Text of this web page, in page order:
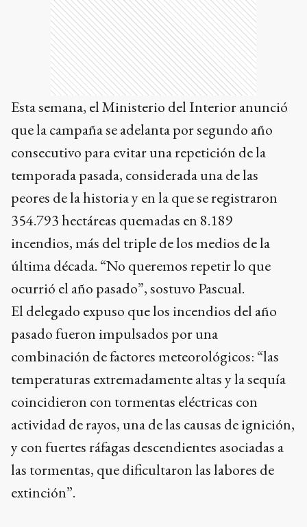
Esta semana, el Ministerio del Interior anunció
que la campaña se adelanta por segundo año
consecutivo para evitar una repetición de la
temporada pasada, considerada una de las
peores de la historia y en la que se registraron
354.793 hectáreas quemadas en 8.189
incendios, más del triple de los medios de la
última década. “No queremos repetir lo que
ocurrió el año pasado”, sostuvo Pascual.
El delegado expuso que los incendios del año
pasado fueron impulsados ​​por una
combinación de factores meteorológicos: “las
temperaturas extremadamente altas y la sequía
coincidieron con tormentas eléctricas con
actividad de rayos, una de las causas de ignición,
y con fuertes ráfagas descendientes asociadas a
las tormentas, que dificultaron las labores de
extinción”.